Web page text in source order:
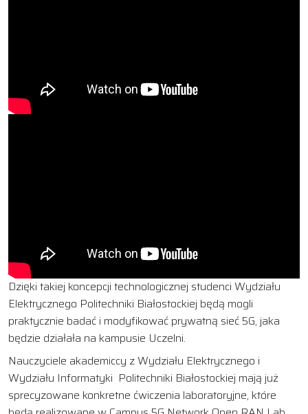
Dzięki takiej koncepcji technologicznej studenci Wydziału
Elektrycznego Politechniki Białostockiej będą mogli
praktycznie badać i modyfikować prywatną sieć 5G, jaka
będzie działała na kampusie Uczelni.
Nauczyciele akademiccy z Wydziału Elektrycznego i
Wydziału Informatyki Politechniki Białostockiej mają już
sprecyzowane konkretne ćwiczenia laboratoryjne, które